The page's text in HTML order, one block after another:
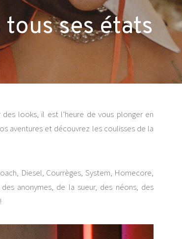
tous ses états
looks, il est l’heure de vous plonger en
aventures et découvrez les coulisses de la
Diesel, Courrèges, System, Homecore,
anonymes, de la sueur, des néons, des